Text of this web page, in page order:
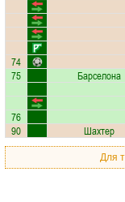
74
75 Барселона
76
90 Шахтер
Для